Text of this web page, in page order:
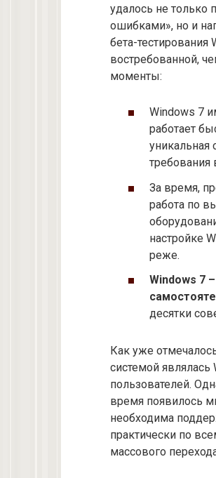
удалось не только
ошибками», но и
бета-тестирования
востребованной,
моменты:
Windows 7
работает
требования
За время,
работа по
настройке
реже.
Windows 7
десятки
Как уже
системой
пользователей.
время появилось
необходима
практически по
массового